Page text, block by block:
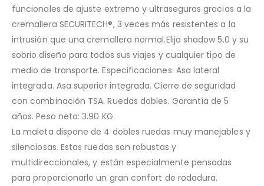
funcionales de ajuste extremo y ultraseguras gracias a la
cremallera SECURITECH®, 3 veces más resistentes a la
intrusión que una cremallera normal.Elija shadow 5.0 y su
sobrio diseño para todos sus viajes y cualquier tipo de
medio de transporte. Especificaciones: Asa lateral
integrada. Asa superior integrada. Cierre de seguridad
con combinación TSA. Ruedas dobles. Garantía de 5
años. Peso neto: 3.90 KG.
La maleta dispone de 4 dobles ruedas muy manejables y
silenciosas. Estas ruedas son robustas y
multidireccionales, y están especialmente pensadas
para proporcionarle un gran confort de rodadura.